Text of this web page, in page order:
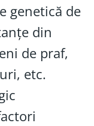
genetică de
din
de praf,
etc.